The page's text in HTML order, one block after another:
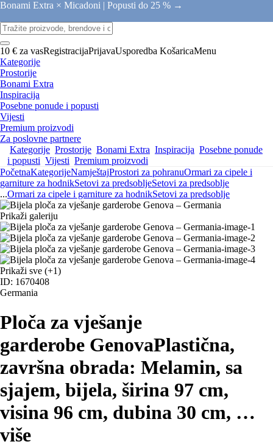
Bonami Extra × Micadoni | Popusti do 25 % →
10 € za vasRegistracijaPrijavaUsporedba KošaricaMenu
Kategorije
Prostorije
Bonami Extra
Inspiracija
Posebne ponude i popusti
Vijesti
Premium proizvodi
Za poslovne partnere
Kategorije Prostorije Bonami Extra Inspiracija Posebne ponude
i popusti Vijesti Premium proizvodi
PočetnaKategorijeNamještajProstori za pohranuOrmari za cipele i
garniture za hodnikSetovi za predsobljeSetovi za predsoblje
...Ormari za cipele i garniture za hodnikSetovi za predsoblje
Prikaži galeriju
Prikaži sve (+1)
ID: 1670408
Germania
Ploča za vješanje
garderobe GenovaPlastična,
završna obrada: Melamin, sa
sjajem, bijela, širina 97 cm,
visina 96 cm, dubina 30 cm, …
više